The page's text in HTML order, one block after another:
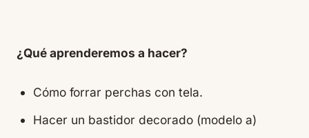
¿Qué aprenderemos a hacer?
Cómo forrar perchas con tela.
Hacer un bastidor decorado (modelo a)